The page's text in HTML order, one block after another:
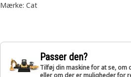
Mærke: Cat
Passer den?
Tilføj din maskine for at se, om
eller om der er muligheder for